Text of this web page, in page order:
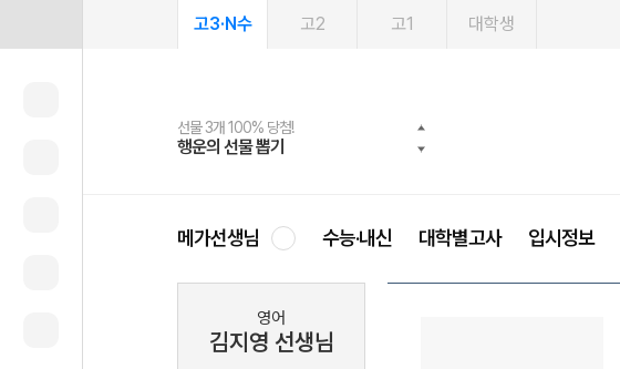
고3·N수 고2 고1 대학생
선물 3개 100% 당첨!
행운의 선물 뽑기
선물 100% 증정!
메가스터디 X 올리브
여름방학 스터디 캐시백
메가런 썸머스쿨
2027 러셀 단과
강사 공개선발
스마트러닝앱
설문 EVENT
메가패스
3일 무료 체험권
메가패스 수강생 무료혜택!
메가클럽 멤버십
사회공헌 캠페인
희망이룸 메가나눔
메가선생님 수능·내신 대학별고사 입시정보
영어
김지영 선생님